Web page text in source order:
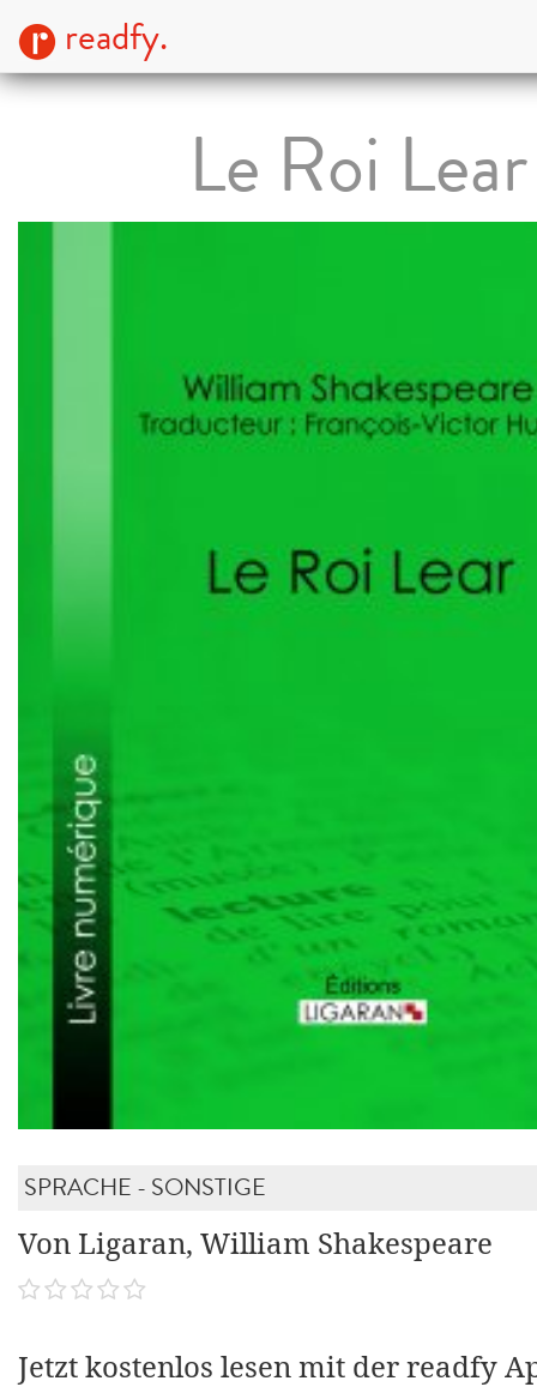
readfy.
Le Roi Lear
SPRACHE - SONSTIGE
Von Ligaran, William Shakespeare
Jetzt kostenlos lesen mit der readfy